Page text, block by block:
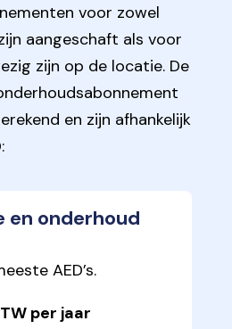
voor zowel
aangeschaft als voor
zijn op de locatie. De
en zijn afhankelijk
en onderhoud
AED’s.
per jaar